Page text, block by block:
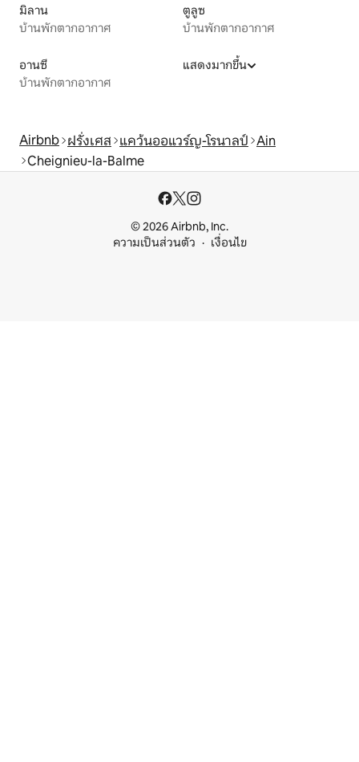
มิลาน
บ้านพักตากอากาศ
ตูลูซ
บ้านพักตากอากาศ
อานซี
บ้านพักตากอากาศ
แสดงมากขึ้น
Airbnb ฝรั่งเศส แคว้นออแวร์ญ-โรนาลป์ Ain
Cheignieu-la-Balme
© 2026 Airbnb, Inc.
ความเป็นส่วนตัว
เงื่อนไข